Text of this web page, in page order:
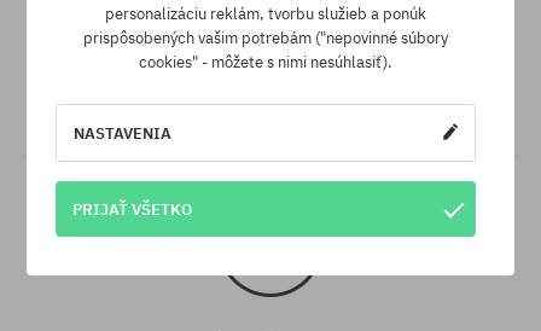
Záruka najnižšej ceny
Máme najlepšie ceny, ale keď náhodou nájdeš ten istý produkt v
cenu!
personalizáciu reklám, tvorbu služieb a ponúk
prispôsobených vašim potrebám ("nepovinné súbory
cookies" - môžete s nimi nesúhlasiť).
NASTAVENIA
PRIJAŤ VŠETKO